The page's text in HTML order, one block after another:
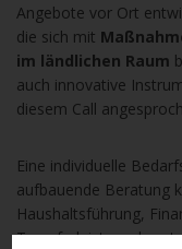
Angebote vor Ort
die sich mit
im ländlichen Raum
auch innovative
diesem Call
Eine individuelle
aufbauende Beratung
Haushaltsführung,